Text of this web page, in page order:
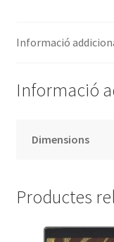
1938
Informació
Informació
Dimensions
Productes